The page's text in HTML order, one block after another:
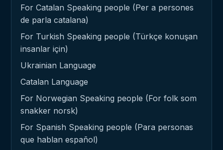
For Catalan Speaking people (Per a persones
de parla catalana)
For Turkish Speaking people (Türkçe konuşan
insanlar için)
Ukrainian Language
Catalan Language
For Norwegian Speaking people (For folk som
snakker norsk)
For Spanish Speaking people (Para personas
que hablan español)